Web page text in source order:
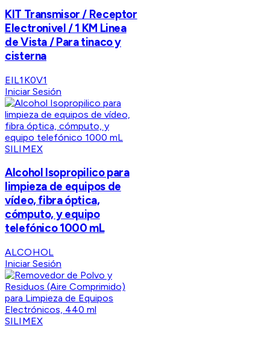
KIT Transmisor / Receptor
Electronivel / 1 KM Linea
de Vista / Para tinaco y
cisterna
EIL1K0V1
Iniciar Sesión
SILIMEX
Alcohol Isopropilico para
limpieza de equipos de
vídeo, fibra óptica,
cómputo, y equipo
telefónico 1000 mL
ALCOHOL
Iniciar Sesión
SILIMEX